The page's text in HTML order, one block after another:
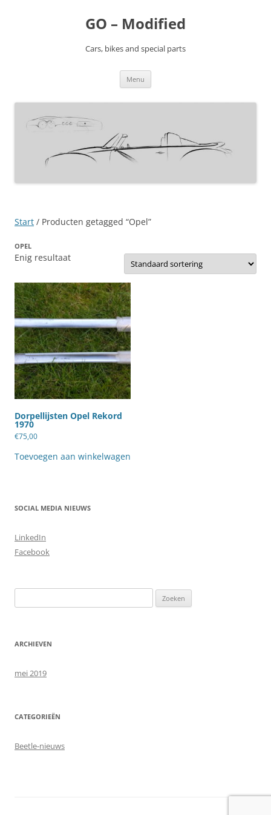
GO – Modified
Cars, bikes and special parts
Menu
Start / Producten getagged “Opel”
OPEL
Enig resultaat
Dorpellijsten Opel Rekord
1970
€75,00
Toevoegen aan winkelwagen
SOCIAL MEDIA NIEUWS
LinkedIn
Facebook
naar:
ARCHIEVEN
mei 2019
CATEGORIEËN
Beetle-nieuws